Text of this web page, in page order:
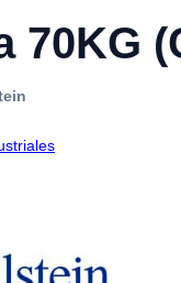
70KG